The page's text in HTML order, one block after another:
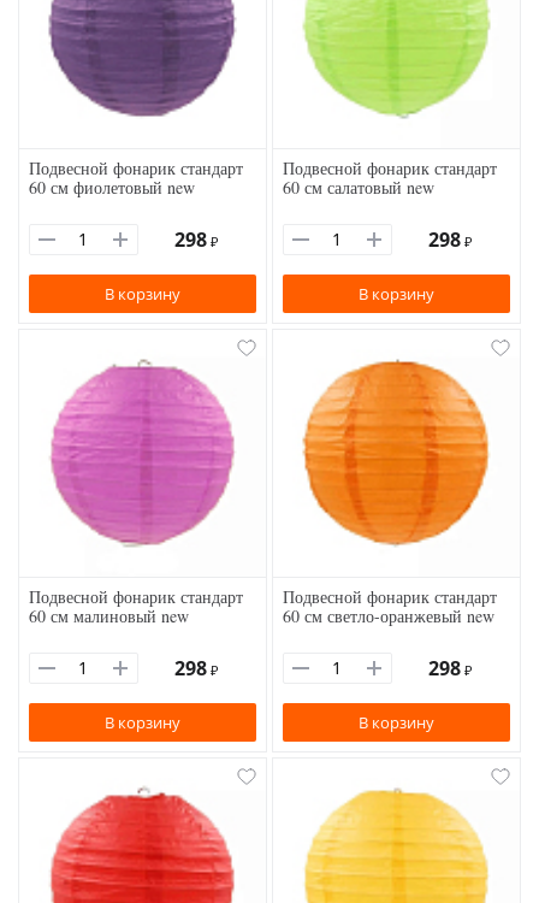
Подвесной фонарик стандарт
60 см фиолетовый new
298 ₽
В корзину
Подвесной фонарик стандарт
60 см салатовый new
298 ₽
В корзину
Подвесной фонарик стандарт
60 см малиновый new
298 ₽
В корзину
Подвесной фонарик стандарт
60 см светло-оранжевый new
298 ₽
В корзину